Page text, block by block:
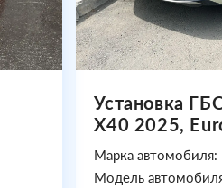
Установка
X40 2025,
Марка автомобиля:
Модель